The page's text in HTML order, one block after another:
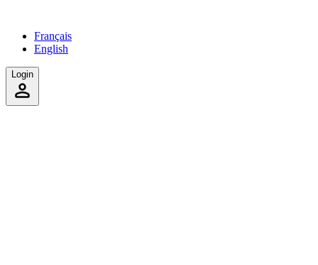
Français
English
Login